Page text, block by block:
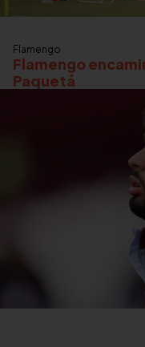
Flamengo
Flamengo
Paquetá